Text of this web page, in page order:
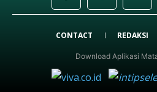
CONTACT REDAKSI
Download Aplikasi